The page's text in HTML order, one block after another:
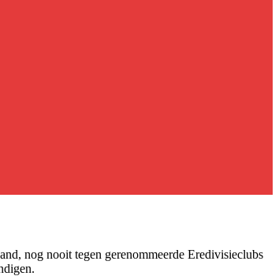
nog nooit tegen gerenommeerde Eredivisieclubs